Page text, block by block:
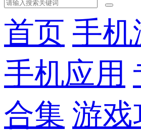
首页 手机
手机应用
合集 游戏